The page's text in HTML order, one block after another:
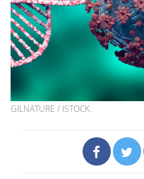
GILNATURE / ISTOCK.